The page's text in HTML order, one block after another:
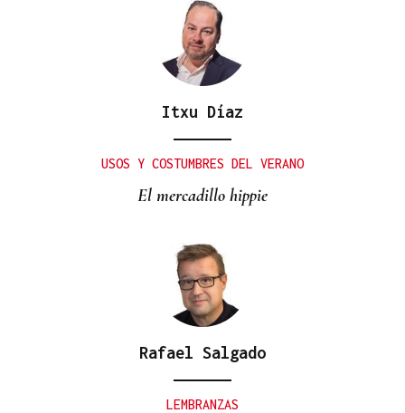
Itxu Díaz
USOS Y COSTUMBRES DEL VERANO
El mercadillo hippie
Rafael Salgado
LEMBRANZAS